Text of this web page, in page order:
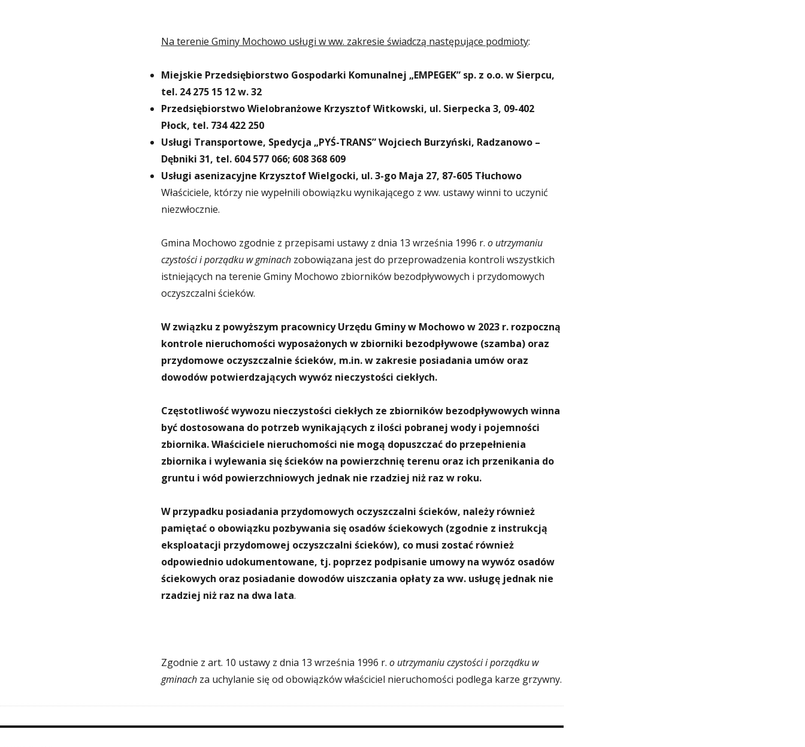
Na terenie Gminy Mochowo usługi w ww. zakresie świadczą następujące podmioty:
Miejskie Przedsiębiorstwo Gospodarki Komunalnej „EMPEGEK” sp. z o.o. w Sierpcu,
tel. 24 275 15 12 w. 32
Przedsiębiorstwo Wielobranżowe Krzysztof Witkowski, ul. Sierpecka 3, 09-402
Płock, tel. 734 422 250
Usługi Transportowe, Spedycja „PYŚ-TRANS” Wojciech Burzyński, Radzanowo –
Dębniki 31, tel. 604 577 066; 608 368 609
Usługi asenizacyjne Krzysztof Wielgocki, ul. 3-go Maja 27, 87-605 Tłuchowo
Właściciele, którzy nie wypełnili obowiązku wynikającego z ww. ustawy winni to uczynić
niezwłocznie.
Gmina Mochowo zgodnie z przepisami ustawy z dnia 13 września 1996 r. o utrzymaniu
czystości i porządku w gminachzobowiązana jest do przeprowadzenia kontroli wszystkich
istniejących na terenie Gminy Mochowo zbiorników bezodpływowych i przydomowych
oczyszczalni ścieków.
W związku z powyższym pracownicy Urzędu Gminy w Mochowo w 2023 r. rozpoczną
kontrole nieruchomości wyposażonych w zbiorniki bezodpływowe (szamba) oraz
przydomowe oczyszczalnie ścieków, m.in. w zakresie posiadania umów oraz
dowodów potwierdzających wywóz nieczystości ciekłych.
Częstotliwość wywozu nieczystości ciekłych ze zbiorników bezodpływowych winna
być dostosowana do potrzeb wynikających z ilości pobranej wody i pojemności
zbiornika. Właściciele nieruchomości nie mogą dopuszczać do przepełnienia
zbiornika i wylewania się ścieków na powierzchnię terenu oraz ich przenikania do
gruntu i wód powierzchniowych jednak nie rzadziej niż raz w roku.
W przypadku posiadania przydomowych oczyszczalni ścieków, należy również
pamiętać o obowiązku pozbywania się osadów ściekowych (zgodnie z instrukcją
eksploatacji przydomowej oczyszczalni ścieków), co musi zostać również
odpowiednio udokumentowane, tj. poprzez podpisanie umowy na wywóz osadów
ściekowych oraz posiadanie dowodów uiszczania opłaty za ww. usługęjednak nie
rzadziej niż raz na dwa lata.
Zgodnie z art. 10 ustawy z dnia 13 września 1996 r. o utrzymaniu czystości i porządku w
gminach za uchylanie się od obowiązków właściciel nieruchomości podlega karze grzywny.